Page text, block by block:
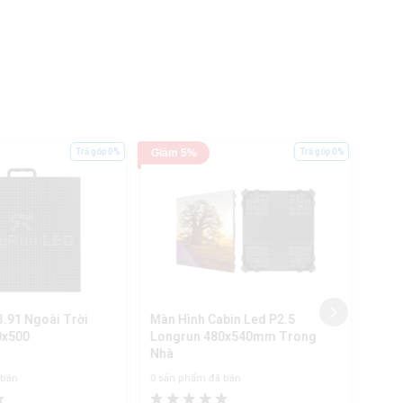
Ngoài Trời
Trả góp 0%
Màn Hình Cabin Led P2.5
Longrun 480x540mm Trong
Nhà
0 sản phẩm đã bán
Giảm 5% Trả góp 0%